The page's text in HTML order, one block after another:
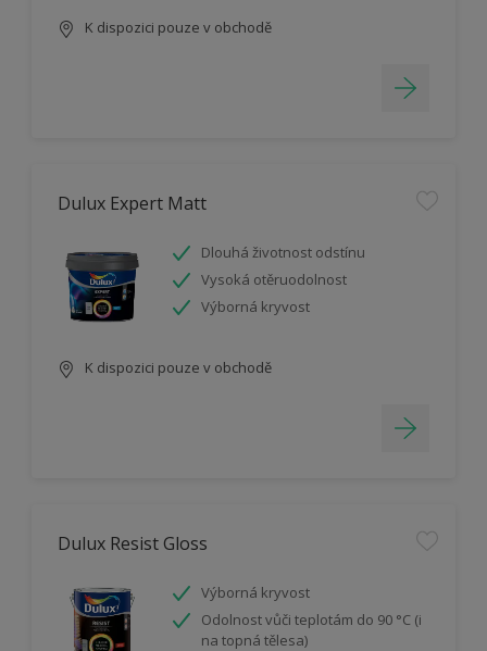
K dispozici pouze v obchodě
Dulux Expert Matt
Dlouhá životnost odstínu
Vysoká otěruodolnost
Výborná kryvost
K dispozici pouze v obchodě
Dulux Resist Gloss
Výborná kryvost
Odolnost vůči teplotám do 90 °C (i
na topná tělesa)